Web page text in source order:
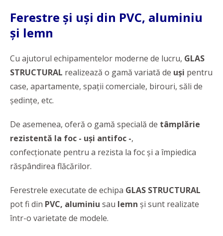
Ferestre și uși din PVC, aluminiu
și lemn
Cu ajutorul echipamentelor moderne de lucru, GLAS
STRUCTURAL realizează o gamă variată de uși pentru
case, apartamente, spații comerciale, birouri, săli de
ședințe, etc.
De asemenea, oferă o gamă specială de tâmplărie
rezistentă la foc - uși antifoc -,
confecționate pentru a rezista la foc și a împiedica
răspândirea flăcărilor.
Ferestrele executate de echipa GLAS STRUCTURAL
pot fi din PVC, aluminiu sau lemn și sunt realizate
într-o varietate de modele.